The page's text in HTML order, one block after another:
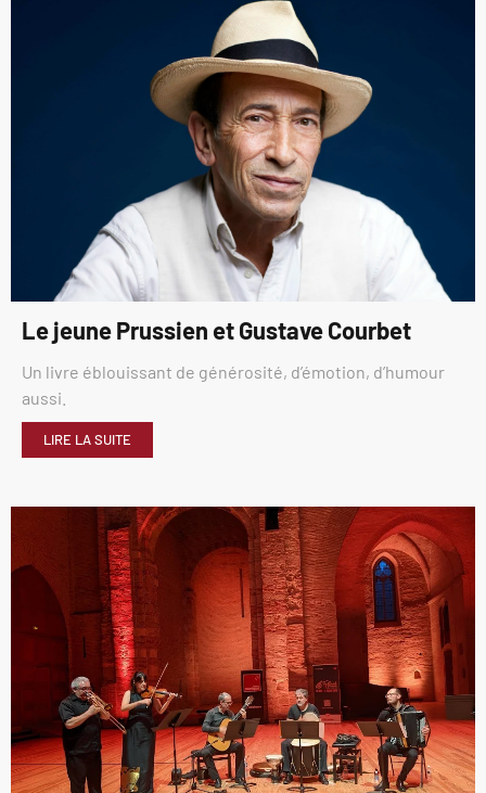
Le jeune Prussien et Gustave Courbet
Un livre éblouissant de générosité, d’émotion, d’humour
aussi.
LIRE LA SUITE